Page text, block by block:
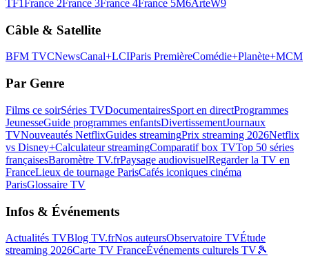
TF1 France 2 France 3France 4France 5M6ArteW9
Câble & Satellite
BFM TVCNewsCanal+LCIParis PremièreComédie+Planète+MCM
Par Genre
Films ce soirSéries TVDocumentairesSport en directProgrammes
JeunesseGuide programmes enfantsDivertissementJournaux
TVNouveautés NetflixGuides streamingPrix streaming 2026Netflix
vs Disney+Calculateur streamingComparatif box TVTop 50 séries
françaisesBaromètre TV.frPaysage audiovisuelRegarder la TV en
FranceLieux de tournage ParisCafés iconiques cinéma
ParisGlossaire TV
Infos & Événements
Actualités TVBlog TV.frNos auteursObservatoire TVÉtude
streaming 2026Carte TV FranceÉvénements culturels TV🎾